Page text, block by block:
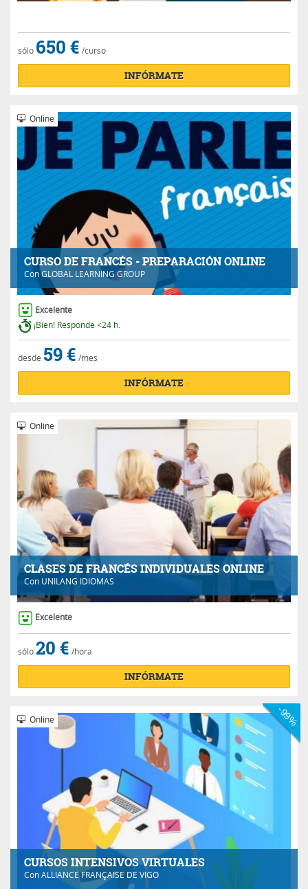
sólo 650 € /curso
INFÓRMATE
CURSO DE FRANCÉS - PREPARACIÓN ONLINE
ConGLOBAL LEARNING GROUP
Online
Excelente
¡Bien! Responde <24 h.
desde 59 € /mes
INFÓRMATE
CLASES DE FRANCÉS INDIVIDUALES ONLINE
Con UNILANG IDIOMAS
Online
Excelente
sólo20 € /hora
INFÓRMATE
CURSOS INTENSIVOS VIRTUALES
ConALLIANCE FRANÇAISE DE VIGO
Online -99%